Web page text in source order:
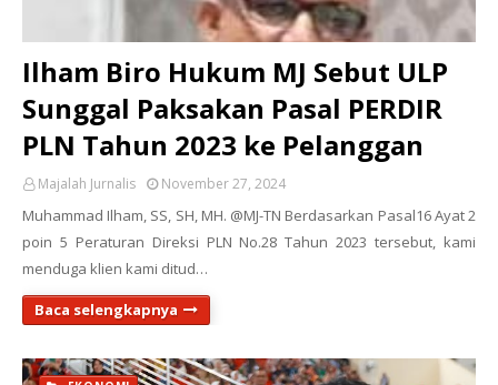
Ilham Biro Hukum MJ Sebut ULP
Sunggal Paksakan Pasal PERDIR
PLN Tahun 2023 ke Pelanggan
Majalah Jurnalis November 27, 2024
Muhammad Ilham, SS, SH, MH. @MJ-TN Berdasarkan Pasal16 Ayat 2
poin 5 Peraturan Direksi PLN No.28 Tahun 2023 tersebut, kami
menduga klien kami ditud…
Baca selengkapnya